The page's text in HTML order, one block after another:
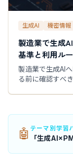
生成AI 機密情報
製造業で生成
基準と利用ル
製造業で生成AI
る前に確認すべ
🤖 テーマ別学習
「生成